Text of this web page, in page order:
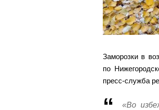
Заморозки в
по
пресс-служба
«Во